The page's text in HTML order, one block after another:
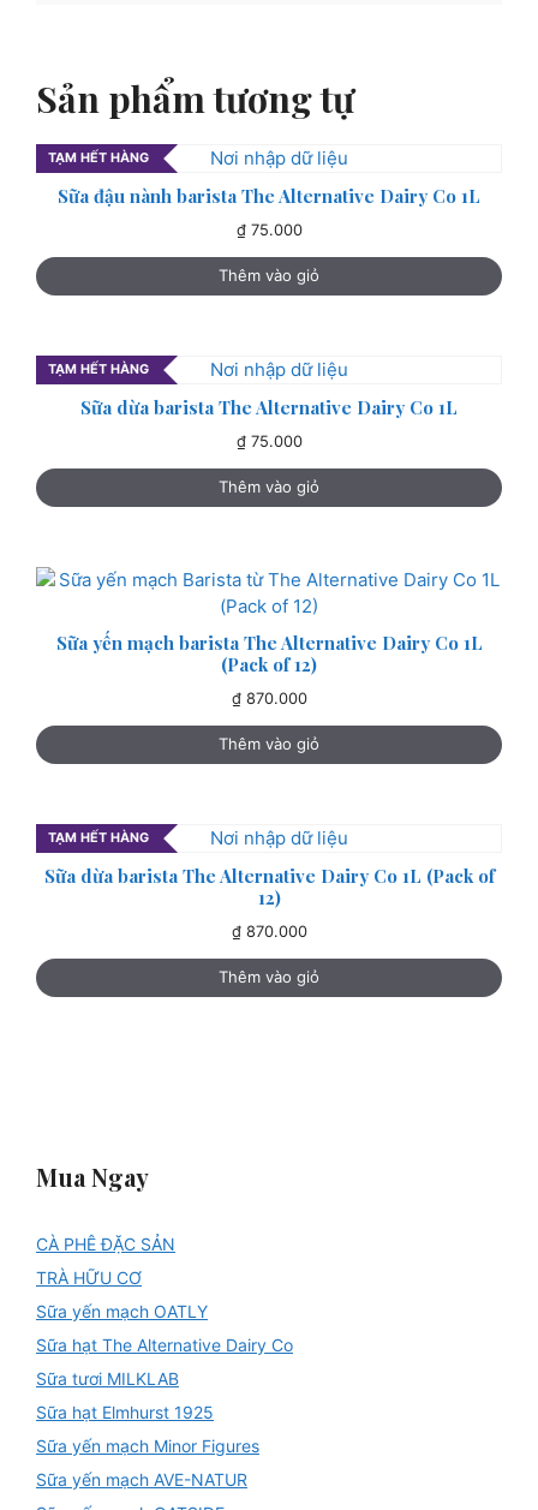
Sản phẩm tương tự
TẠM HẾT HÀNG
Sữa đậu nành barista The Alternative Dairy Co 1L
₫75.000
Thêm vào giỏ
TẠM HẾT HÀNG
Sữa dừa barista The Alternative Dairy Co 1L
₫75.000
Thêm vào giỏ
Sữa yến mạch barista The Alternative Dairy Co 1L
(Pack of 12)
₫870.000
Thêm vào giỏ
TẠM HẾT HÀNG
Sữa dừa barista The Alternative Dairy Co 1L (Pack of
12)
₫870.000
Thêm vào giỏ
Mua Ngay
CÀ PHÊ ĐẶC SẢN
TRÀ HỮU CƠ
Sữa yến mạch OATLY
Sữa hạt The Alternative Dairy Co
Sữa tươi MILKLAB
Sữa hạt Elmhurst 1925
Sữa yến mạch Minor Figures
Sữa yến mạch AVE-NATUR